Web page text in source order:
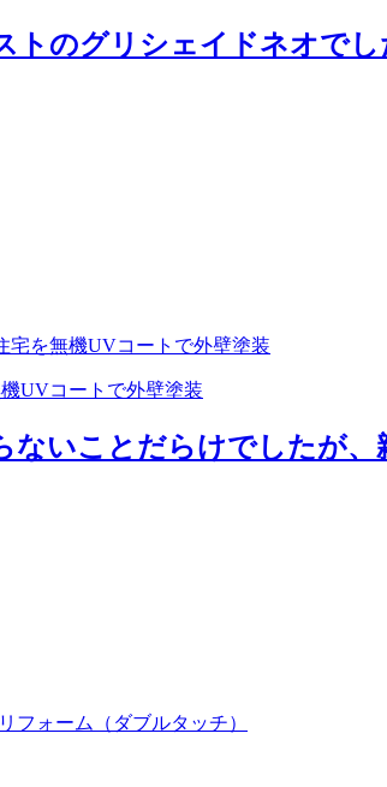
トのグリシェイドネオで
UVコートで外壁塗装
ないことだらけでしたが